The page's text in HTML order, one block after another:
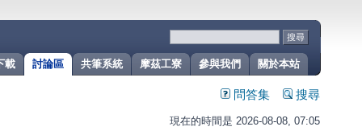
關於本站
參與我們
摩茲工寮
共筆系統
討論區
載
問答集 搜尋
現在的時間是 2026-08-08, 07:05